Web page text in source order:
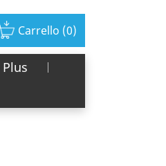
Carrello (0)